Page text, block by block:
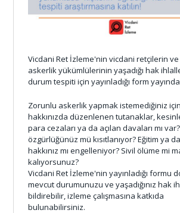
Vicdani Ret İzleme'nin vicdani retçilerin
askerlik yükümlülerinin yaşadığı hak
durum tespiti için yayınladığı form
Zorunlu askerlik yapmak istemediğiniz
hakkınızda düzenlenen tutanaklar,
para cezaları ya da açılan davaları mı
özgürlüğünüz mü kısıtlanıyor? Eğitim ya
hakkınız mı engelleniyor? Sivil ölüme mi
kalıyorsunuz?
Vicdani Ret İzleme'nin yayınladığı formu
mevcut durumunuzu ve yaşadığınız hak
bildirebilir, izleme çalışmasına katkıda
bulunabilirsiniz.